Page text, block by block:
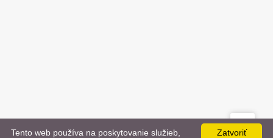
Zatvoriť
Tento web používa na poskytovanie služieb,